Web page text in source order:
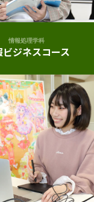
情報処理学科
ジネスコース